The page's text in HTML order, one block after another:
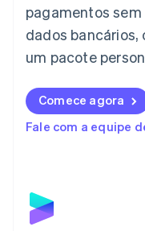
pagamentos
dados bancários,
um pacote
Comece agora
Fale com a equipe
日本語English
Letônia
Liechtenstein
Lituânia
English
Luxemburgo
Malta
English